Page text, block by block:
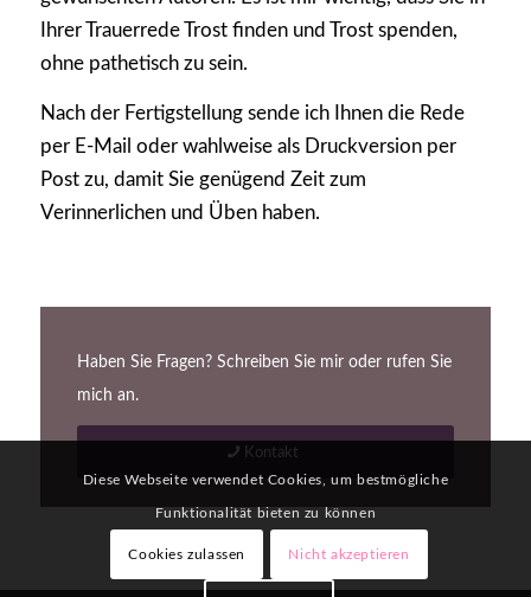
Ihrer Trauerrede Trost finden und Trost spenden,
ohne pathetisch zu sein.
Nach der Fertigstellung sende ich Ihnen die Rede
per E-Mail oder wahlweise als Druckversion per
Post zu, damit Sie genügend Zeit zum
Verinnerlichen und Üben haben.
Haben Sie Fragen? Schreiben Sie mir oder rufen Sie
mich an.
Kontakt
Diese Webseite verwendet Cookies, um bestmögliche
Funktionalität bieten zu können
Cookies zulassen Nicht akzeptieren